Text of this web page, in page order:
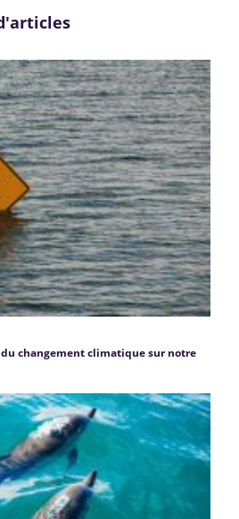
changement climatique sur notre